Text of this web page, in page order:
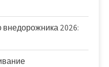
внедорожника 2026: